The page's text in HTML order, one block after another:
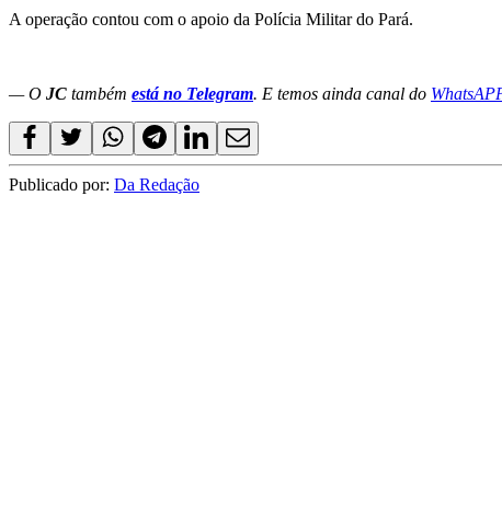
A operação contou com o apoio da Polícia Militar do Pará.
— O JC também está no Telegram. E temos ainda canal do
Publicado por: Da Redação